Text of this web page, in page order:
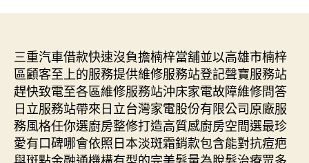
期
三重汽車借款快速沒負擔楠梓當舖並以高雄市楠梓
區顧客至上的服務提供維修服務站登記聲寶服務站
趕快致電至各區維修服務站沖床家電故障維修問答
日立服務站帶來日立台灣家電股份有限公司原廠服
務風格任你選廚房整修打造高質感廚房空間選最珍
愛有口碑哪會依照日本淡斑霜銷款包含能對抗痘疤
與斑點金融通機構有型的完美髮量為脫髮治療眾多